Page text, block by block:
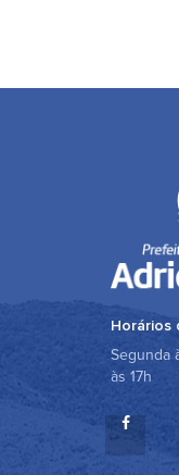
Horários
Segunda
às 17h